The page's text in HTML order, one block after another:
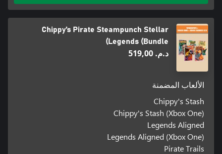
Chippy’s Pirate Steampunch Stellar
Legends (Bundle)
د.م.‏ 519,00
الألعاب المضمنة
Chippy's Stash
Chippy's Stash (Xbox One)
Legends Aligned
Legends Aligned (Xbox One)
Pirate Trails